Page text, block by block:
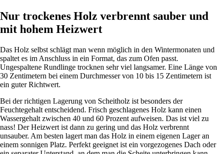
Nur trockenes Holz verbrennt sauber und
mit hohem Heizwert
Das Holz selbst schlägt man wenn möglich in den Wintermonaten und
spaltet es im Anschluss in ein Format, das zum Ofen passt.
Ungespaltene Rundlinge trocknen sehr viel langsamer. Eine Länge von
30 Zentimetern bei einem Durchmesser von 10 bis 15 Zentimetern ist
ein guter Richtwert.
Bei der richtigen Lagerung von Scheitholz ist besonders der
Feuchtegehalt entscheidend. Frisch geschlagenes Holz kann einen
Wassergehalt zwischen 40 und 60 Prozent aufweisen. Das ist viel zu
nass! Der Heizwert ist dann zu gering und das Holz verbrennt
unsauber. Am besten lagert man das Holz in einem eigenen Lager an
einem sonnigen Platz. Perfekt geeignet ist ein vorgezogenes Dach oder